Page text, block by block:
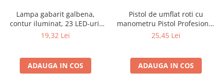
Lampa gabarit galbena,
contur iluminat, 23 LED-uri,
cu suport
19,32 Lei
ADAUGA IN COS
Pistol de umflat roti cu
manometru Pistol Profesional
de Umflat Anvelope cu
25,45 Lei
ADAUGA IN COS